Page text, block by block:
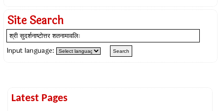
Site Search
Input language:
Latest Pages